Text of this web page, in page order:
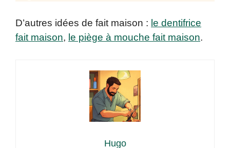
D’autres idées de fait maison : le dentifrice
fait maison, le piège à mouche fait maison.
Hugo